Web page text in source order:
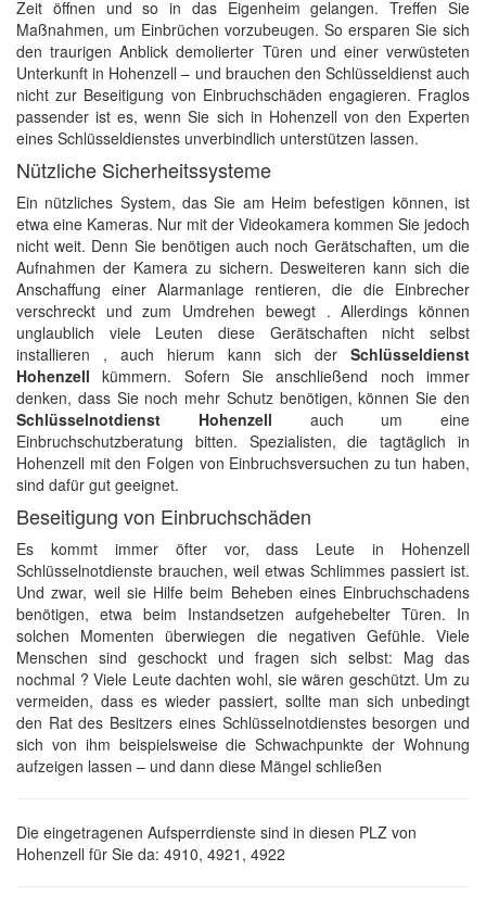
Zeit öffnen und so in das Eigenheim gelangen. Treffen Sie
Maßnahmen, um Einbrüchen vorzubeugen. So ersparen Sie sich
den traurigen Anblick demolierter Türen und einer verwüsteten
Unterkunft in Hohenzell – und brauchen den Schlüsseldienst auch
nicht zur Beseitigung von Einbruchschäden engagieren. Fraglos
passender ist es, wenn Sie sich in Hohenzell von den Experten
eines Schlüsseldienstes unverbindlich unterstützen lassen.
Nützliche Sicherheitssysteme
Ein nützliches System, das Sie am Heim befestigen können, ist
etwa eine Kameras. Nur mit der Videokamera kommen Sie jedoch
nicht weit. Denn Sie benötigen auch noch Gerätschaften, um die
Aufnahmen der Kamera zu sichern. Desweiteren kann sich die
Anschaffung einer Alarmanlage rentieren, die die Einbrecher
verschreckt und zum Umdrehen bewegt . Allerdings können
unglaublich viele Leuten diese Gerätschaften nicht selbst
installieren , auch hierum kann sich der Schlüsseldienst
Hohenzell kümmern. Sofern Sie anschließend noch immer
denken, dass Sie noch mehr Schutz benötigen, können Sie den
Schlüsselnotdienst Hohenzell auch um eine
Einbruchschutzberatung bitten. Spezialisten, die tagtäglich in
Hohenzell mit den Folgen von Einbruchsversuchen zu tun haben,
sind dafür gut geeignet.
Beseitigung von Einbruchschäden
Es kommt immer öfter vor, dass Leute in Hohenzell
Schlüsselnotdienste brauchen, weil etwas Schlimmes passiert ist.
Und zwar, weil sie Hilfe beim Beheben eines Einbruchschadens
benötigen, etwa beim Instandsetzen aufgehebelter Türen. In
solchen Momenten überwiegen die negativen Gefühle. Viele
Menschen sind geschockt und fragen sich selbst: Mag das
nochmal ? Viele Leute dachten wohl, sie wären geschützt. Um zu
vermeiden, dass es wieder passiert, sollte man sich unbedingt
den Rat des Besitzers eines Schlüsselnotdienstes besorgen und
sich von ihm beispielsweise die Schwachpunkte der Wohnung
aufzeigen lassen – und dann diese Mängel schließen
Die eingetragenen Aufsperrdienste sind in diesen PLZ von
Hohenzell für Sie da: 4910, 4921, 4922